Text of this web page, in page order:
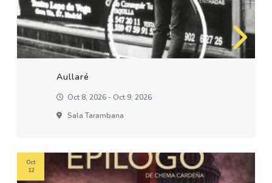
Aullaré
Oct 8, 2026 - Oct 9, 2026
Sala Tarambana
Oct
12